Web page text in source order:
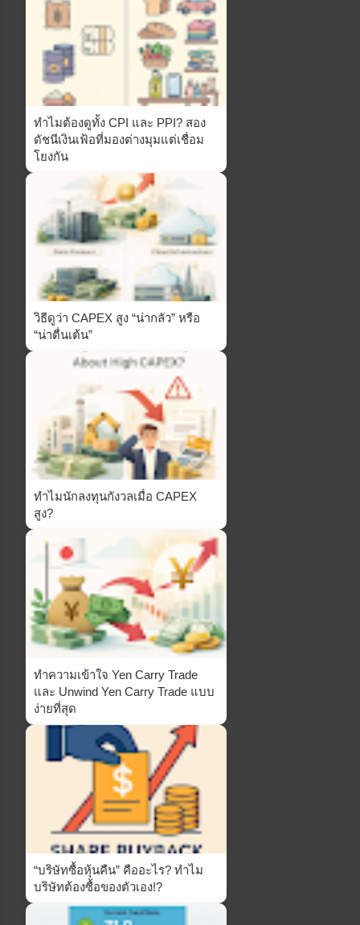
ทำไมต้องดูทั้ง CPI และ PPI? สอง
ดัชนีเงินเฟ้อที่มองต่างมุมแต่เชื่อม
โยงกัน
วิธีดูว่า CAPEX สูง “น่ากลัว” หรือ
“น่าตื่นเต้น”
ทำไมนักลงทุนกังวลเมื่อ CAPEX
สูง?
ทำความเข้าใจ Yen Carry Trade
และ Unwind Yen Carry Trade แบบ
ง่ายที่สุด
“บริษัทซื้อหุ้นคืน” คืออะไร? ทำไม
บริษัทต้องซื้อของตัวเอง!?